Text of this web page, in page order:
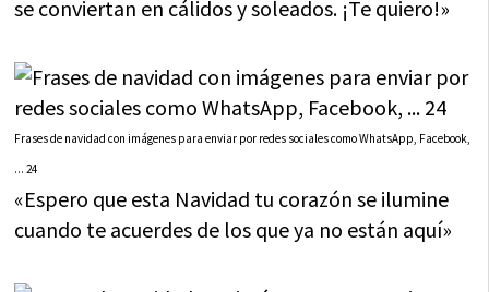
se conviertan en cálidos y soleados. ¡Te quiero!»
Frases de navidad con imágenes para enviar por redes sociales como WhatsApp, Facebook,
... 24
«Espero que esta Navidad tu corazón se ilumine
cuando te acuerdes de los que ya no están aquí»